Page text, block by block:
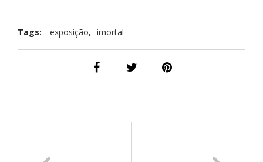
Tags: exposição, imortal